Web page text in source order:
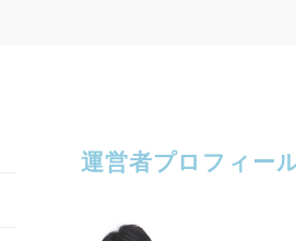
運営者プロフィー